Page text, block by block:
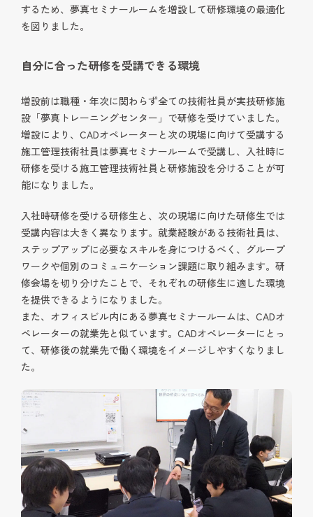
するため、夢真セミナールームを増設して研修環境の最適化
を図りました。
自分に合った研修を受講できる環境
増設前は職種・年次に関わらず全ての技術社員が実技研修施
設「夢真トレーニングセンター」で研修を受けていました。
増設により、CADオペレーターと次の現場に向けて受講する
施工管理技術社員は夢真セミナールームで受講し、入社時に
研修を受ける施工管理技術社員と研修施設を分けることが可
能になりました。
入社時研修を受ける研修生と、次の現場に向けた研修生では
受講内容は大きく異なります。就業経験がある技術社員は、
ステップアップに必要なスキルを身につけるべく、グループ
ワークや個別のコミュニケーション課題に取り組みます。研
修会場を切り分けたことで、それぞれの研修生に適した環境
を提供できるようになりました。
また、オフィスビル内にある夢真セミナールームは、CADオ
ペレーターの就業先と似ています。CADオペレーターにとっ
て、研修後の就業先で働く環境をイメージしやすくなりまし
た。